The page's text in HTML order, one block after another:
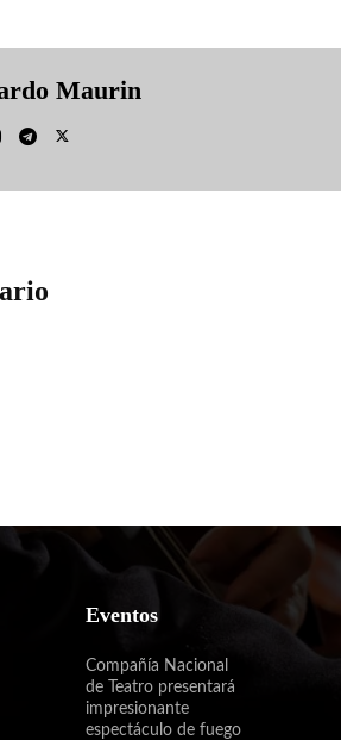
Maurin
Eventos
Compañía Nacional
de Teatro presentará
impresionante
espectáculo de fuego